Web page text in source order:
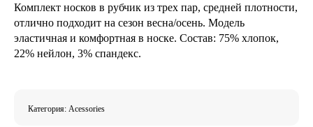
Комплект носков в рубчик из трех пар, средней плотности,
отлично подходит на сезон весна/осень. Модель
эластичная и комфортная в носке. Состав: 75% хлопок,
22% нейлон, 3% спандекс.
Категория: Acessories